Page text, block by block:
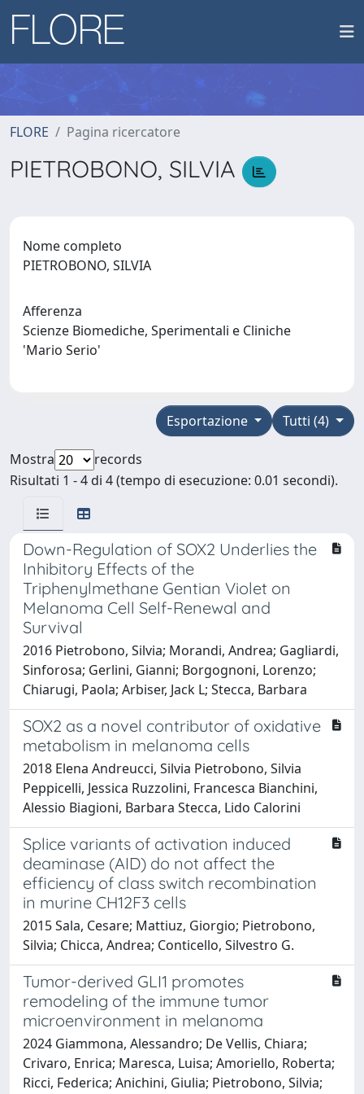
FLORE Pagina ricercatore
PIETROBONO, SILVIA
Nome completo
PIETROBONO, SILVIA
Afferenza
Scienze Biomediche, Sperimentali e Cliniche
'Mario Serio'
Tutti (4)
Esportazione
Mostra
records
Risultati 1 - 4 di 4 (tempo di esecuzione: 0.01 secondi).
Down-Regulation of SOX2 Underlies the
Inhibitory Effects of the
Triphenylmethane Gentian Violet on
Melanoma Cell Self-Renewal and
Survival
2016 Pietrobono, Silvia; Morandi, Andrea; Gagliardi,
Sinforosa; Gerlini, Gianni; Borgognoni, Lorenzo;
Chiarugi, Paola; Arbiser, Jack L; Stecca, Barbara
SOX2 as a novel contributor of oxidative
metabolism in melanoma cells
2018 Elena Andreucci, Silvia Pietrobono, Silvia
Peppicelli, Jessica Ruzzolini, Francesca Bianchini,
Alessio Biagioni, Barbara Stecca, Lido Calorini
Splice variants of activation induced
deaminase (AID) do not affect the
efficiency of class switch recombination
in murine CH12F3 cells
2015 Sala, Cesare; Mattiuz, Giorgio; Pietrobono,
Silvia; Chicca, Andrea; Conticello, Silvestro G.
Tumor-derived GLI1 promotes
remodeling of the immune tumor
microenvironment in melanoma
2024 Giammona, Alessandro; De Vellis, Chiara;
Crivaro, Enrica; Maresca, Luisa; Amoriello, Roberta;
Ricci, Federica; Anichini, Giulia; Pietrobono, Silvia;